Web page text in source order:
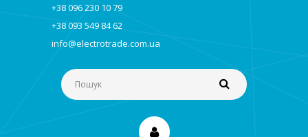
+38 096 230 10 79
+38 093 549 84 62
info@electrotrade.com.ua